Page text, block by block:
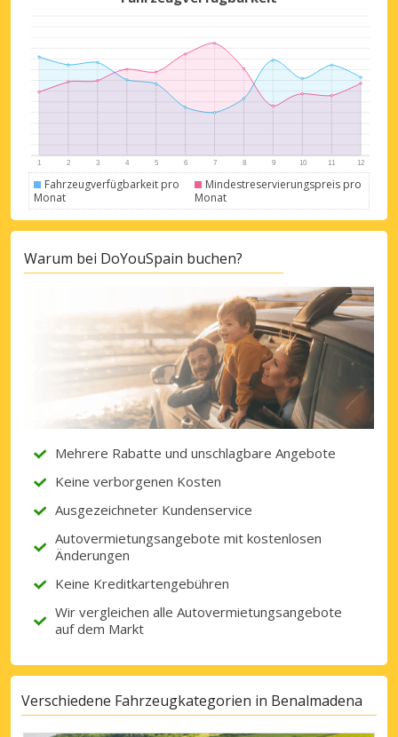
Top-Ersparnisses
Erhalten Sie Zugang zu exklusiven
Partnerangeboten
Mit eLink anmelden
Fahrzeugverfügbarkeit pro
Monat
Mindestreservierungspreis pro
Monat
Warum bei DoYouSpain buchen?
Mehrere Rabatte und unschlagbare Angebote
Keine verborgenen Kosten
Ausgezeichneter Kundenservice
Autovermietungsangebote mit kostenlosen
Änderungen
Keine Kreditkartengebühren
Wir vergleichen alle Autovermietungsangebote
auf dem Markt
Verschiedene Fahrzeugkategorien in Benalmadena